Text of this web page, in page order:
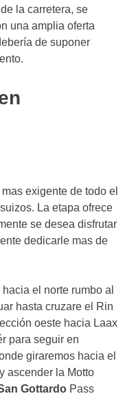
la carretera, se
una amplia oferta
de suponer
exigente de todo el
La etapa ofrece
se desea disfrutar
dedicarle mas de
el norte rumbo al
hasta cruzare el Rin
oeste hacia Laax
para seguir en
giraremos hacia el
y ascender la Motto
Gottardo Pass